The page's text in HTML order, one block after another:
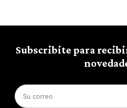
Subscribite para